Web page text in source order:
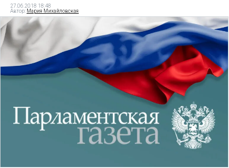
27.06.2018 18:48
Автор: Мария Михайловская